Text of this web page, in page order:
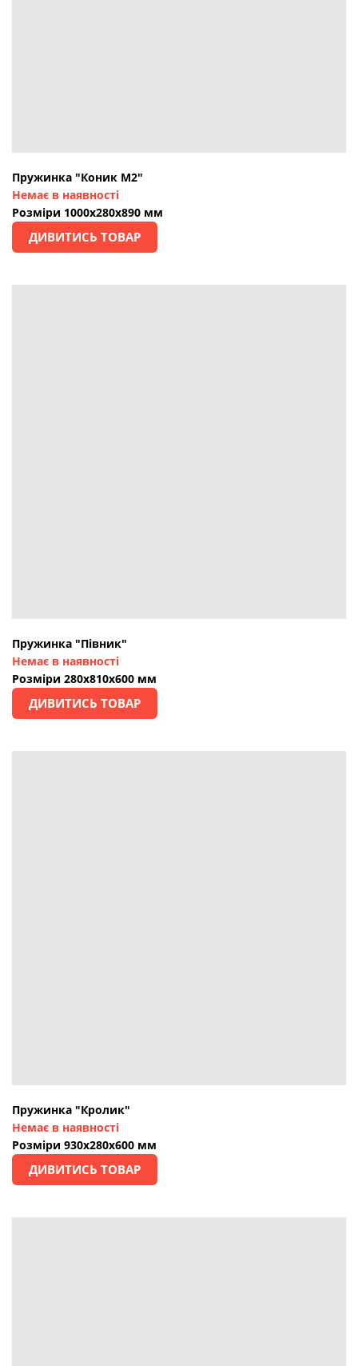
Пружинка "Коник М2"
Немає в наявності
Розміри 1000х280х890 мм
ДИВИТИСЬ ТОВАР
Пружинка "Півник"
Немає в наявності
Розміри 280х810х600 мм
ДИВИТИСЬ ТОВАР
Пружинка "Кролик"
Немає в наявності
Розміри 930х280х600 мм
ДИВИТИСЬ ТОВАР